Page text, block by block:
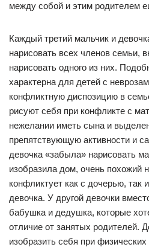
между собой и этим родителем
Каждый третий мальчик и
нарисовать всех членов семьи,
нарисовать одного из них.
характерна для детей с
конфликтную диспозицию в
рисуют себя при конфликте с
нежелании иметь сына и
препятствующую активности и
девочка «забыла» нарисовать
изобразила дом, очень
конфликтует как с дочерью, так
девочка. У другой девочки
бабушка и дедушка, которые
отличие от занятых родителей.
изобразить себя при